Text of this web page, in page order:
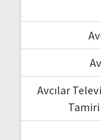
Avcılar
Tamiri